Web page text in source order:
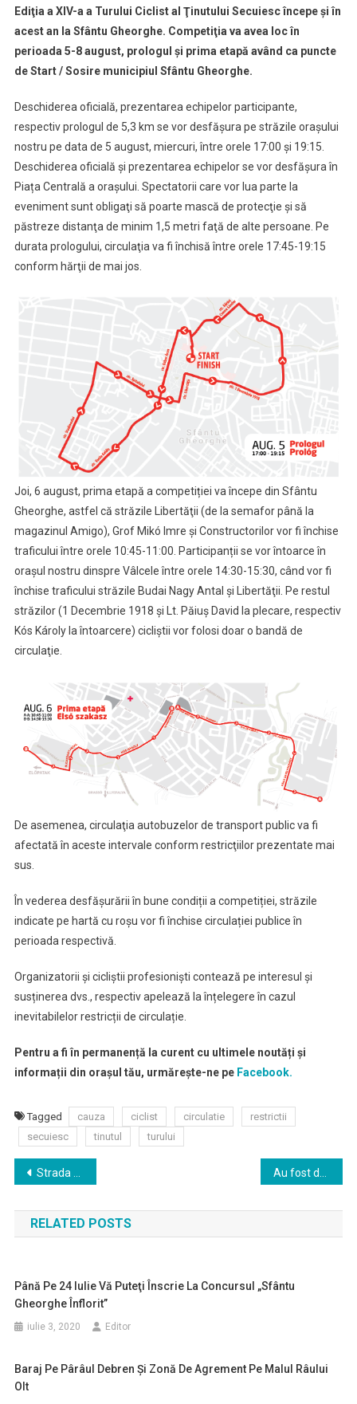
De
Circulaţie
Din
Ciclist
Al
Ţinutului
Secuiesc
Ediţia a XIV-a a Turului Ciclist al Ţinutului Secuiesc începe şi în
acest an la Sfântu Gheorghe. Competiţia va avea loc în
perioada 5-8 august, prologul şi prima etapă având ca puncte
de Start / Sosire municipiul Sfântu Gheorghe.
Deschiderea oficială, prezentarea echipelor participante,
respectiv prologul de 5,3 km se vor desfășura pe străzile orașului
nostru pe data de 5 august, miercuri, între orele 17:00 și 19:15.
Deschiderea oficială și prezentarea echipelor se vor desfășura în
Piața Centrală a orașului. Spectatorii care vor lua parte la
eveniment sunt obligaţi să poarte mască de protecţie şi să
păstreze distanţa de minim 1,5 metri faţă de alte persoane. Pe
durata prologului, circulaţia va fi închisă între orele 17:45-19:15
conform hărţii de mai jos.
Joi, 6 august, prima etapă a competiției va începe din Sfântu
Gheorghe, astfel că străzile Libertăţii (de la semafor până la
magazinul Amigo), Grof Mikó Imre şi Constructorilor vor fi închise
traficului între orele 10:45-11:00. Participanții se vor întoarce în
orașul nostru dinspre Vâlcele între orele 14:30-15:30, când vor fi
închise traficului străzile Budai Nagy Antal şi Libertăţii. Pe restul
străzilor (1 Decembrie 1918 şi Lt. Păiuş David la plecare, respectiv
Kós Károly la întoarcere) cicliştii vor folosi doar o bandă de
circulaţie.
De asemenea, circulaţia autobuzelor de transport public va fi
afectată în aceste intervale conform restricţiilor prezentate mai
sus.
În vederea desfășurării în bune condiții a competiției, străzile
indicate pe hartă cu roșu vor fi închise circulației publice în
perioada respectivă.
Organizatorii și cicliștii profesioniști contează pe interesul și
susținerea dvs., respectiv apelează la înțelegere în cazul
inevitabilelor restricții de circulație.
Pentru a fi în permanență la curent cu ultimele noutăți și
informații din orașul tău, urmărește-ne peFacebook.
Tagged cauza ciclist circulatie
restrictii
secuiesc
tinutul turului
Navigare
în
articole
Strada Puskás Tivadar, secţiunea dintre strada Oltului și strada 1 Decembrie 1918, va fi pregătită pentru asfaltare în această săptămână
RELATED POSTS
Până Pe 24 Iulie Vă Puteţi Înscrie La Concursul „Sfântu
Gheorghe Înflorit”
iulie 3, 2020 Editor
Baraj Pe Pârâul Debren Și Zonă De Agrement Pe Malul Râului
Olt